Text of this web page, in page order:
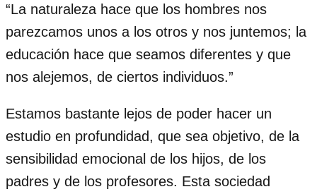
“La naturaleza hace que los hombres nos
parezcamos unos a los otros y nos juntemos; la
educación hace que seamos diferentes y que
nos alejemos, de ciertos individuos.”
Estamos bastante lejos de poder hacer un
estudio en profundidad, que sea objetivo, de la
sensibilidad emocional de los hijos, de los
padres y de los profesores. Esta sociedad